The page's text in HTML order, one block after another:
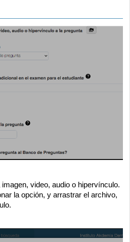
video, audio o hipervínculo.
la opción, y arrastrar el archivo,